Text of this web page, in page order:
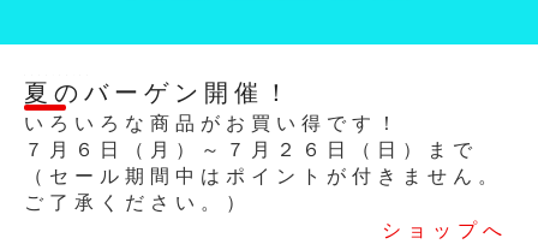
夏のバーゲン開催！
いろいろな商品がお買い得です！
７月６日（月）～７月２６日（日）まで
（セール期間中はポイントが付きません。
ご了承ください。）
ショップへ